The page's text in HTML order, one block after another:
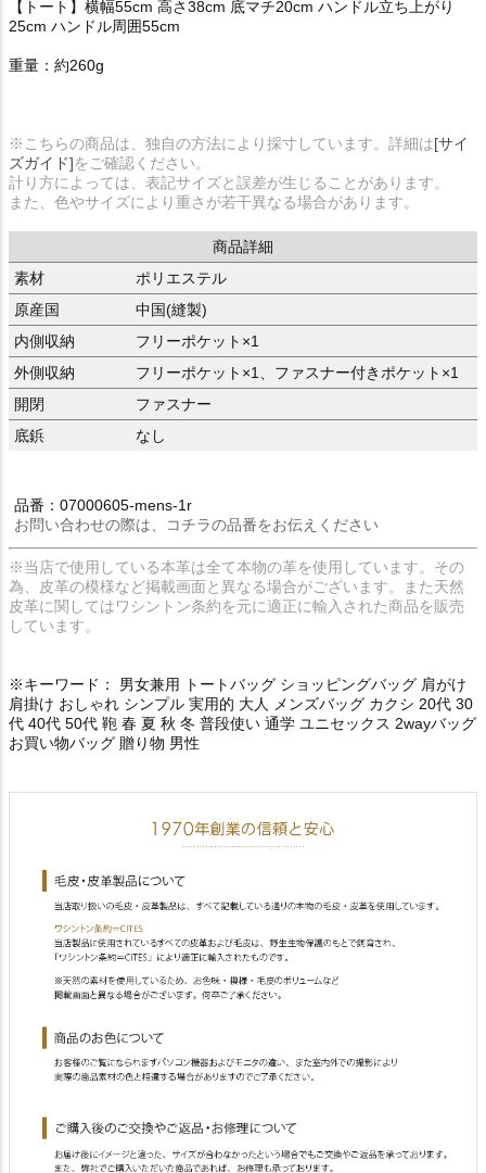
【トート】横幅55cm 高さ38cm 底マチ20cm ハンドル立ち上がり
25cm ハンドル周囲55cm
重量：約260g
※こちらの商品は、独自の方法により採寸しています。詳細は[サイ
ズガイド]をご確認ください。
計り方によっては、表記サイズと誤差が生じることがあります。
また、色やサイズにより重さが若干異なる場合があります。
商品詳細
素材
ポリエステル
原産国
中国(縫製)
内側収納
フリーポケット×1
外側収納
フリーポケット×1、ファスナー付きポケット×1
開閉
ファスナー
底鋲
なし
品番：07000605-mens-1r
お問い合わせの際は、コチラの品番をお伝えください
※当店で使用している本革は全て本物の革を使用しています。その
為、皮革の模様など掲載画面と異なる場合がございます。また天然
皮革に関してはワシントン条約を元に適正に輸入された商品を販売
しています。
※キーワード： 男女兼用 トートバッグ ショッピングバッグ 肩がけ
肩掛け おしゃれ シンプル 実用的 大人 メンズバッグ カクシ 20代 30
代 40代 50代 鞄 春 夏 秋 冬 普段使い 通学 ユニセックス 2wayバッグ
お買い物バッグ 贈り物 男性